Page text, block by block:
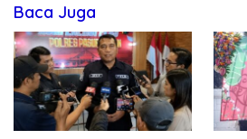
Baca Juga